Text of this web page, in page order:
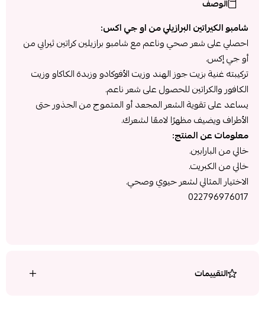
الوصف
شامبو الكيراتين البرازيلي من او جي اكس:
احصلي على شعر صحي وناعم مع شامبو برازيلين كراتين ثيرابي من
أو جي إكس.
تركيبته غنية بزيت جوز الهند وزيت الأفوكادو وزبدة الكاكاو وزيت
الكافور والكراتين للحصول على شعر ناعم.
يساعد على تقوية الشعر المجعد أو المتموج من الجذور حتى
الأطراف ويضيف مظهرًا لامعًا لشعرك.
معلومات عن المنتج:
خالي من البارابين.
خالي من الكبريت.
الاختيار المثالي لشعر حيوي وصحي.
022796976017
التقييمات